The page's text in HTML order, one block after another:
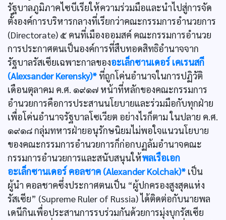
รัฐบาลภูมิภาคไซบีเรียให้ความร่วมมือและนำไปสู่การจัด
ตั้งองค์การบริหารกลางที่เรียกว่าคณะกรรมการอำนวยการ
(Directorate) ๕ คนที่เมืองออมสค์ คณะกรรมการอำนวย
การประกาศตนเป็นองค์การที่สืบทอดสิทธิอำนาจจาก
รัฐบาลรัสเซียเฉพาะกาลของอะเล็กซานเดอร์ เคเรนสกี
(Alexsander Kerensky)* ที่ถูกโค่นอำนาจในการปฏิวัติ
เดือนตุลาคม ค.ศ. ๑๙๑๗ หน้าที่หลักของคณะกรรมการ
อำนวยการคือการประสานนโยบายและร่วมมือกับทุกฝ่าย
เพื่อโค่นอำนาจรัฐบาลโซเวียต อย่างไรก็ตาม ในปลาย ค.ศ.
๑๙๑๘ กลุ่มทหารฝ่ายอนุรักษนิยมไม่พอใจแนวนโยบาย
ของคณะกรรมการอำนวยการก็ก่อกบฏล้มอำนาจคณะ
กรรมการอำนวยการและสนับสนุนให้พลเรือเอก
อะเล็กซานเดอร์ คอลชาค (Alexander Kolchak)* เป็น
ผู้นำ คอลชาคซึ่งประกาศตนเป็น “ผู้ปกครองสูงสุดแห่ง
รัสเซีย” (Supreme Ruler of Russia) ได้ติดต่อกับนายพล
เดนีกินเพื่อประสานการรบร่วมกันด้วยการมุ่งบุกรัสเซีย